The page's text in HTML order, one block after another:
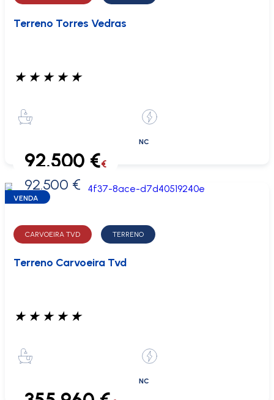
Terreno Torres Vedras
★ ★ ★ ★ ★
NC
0 €
92.500 €€
92.500 €
VENDA
CARVOEIRA TVD TERRENO
Terreno Carvoeira Tvd
★ ★ ★ ★ ★
NC